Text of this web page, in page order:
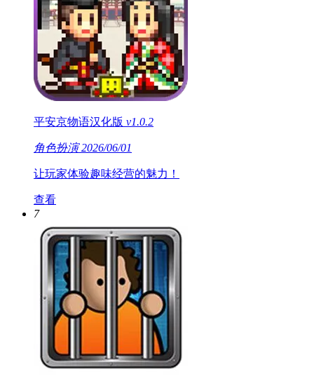
平安京物语汉化版 v1.0.2
角色扮演2026/06/01
让玩家体验趣味经营的魅力！
查看
7